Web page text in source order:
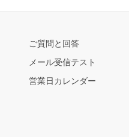
ご質問と回答
メール受信テスト
営業日カレンダー